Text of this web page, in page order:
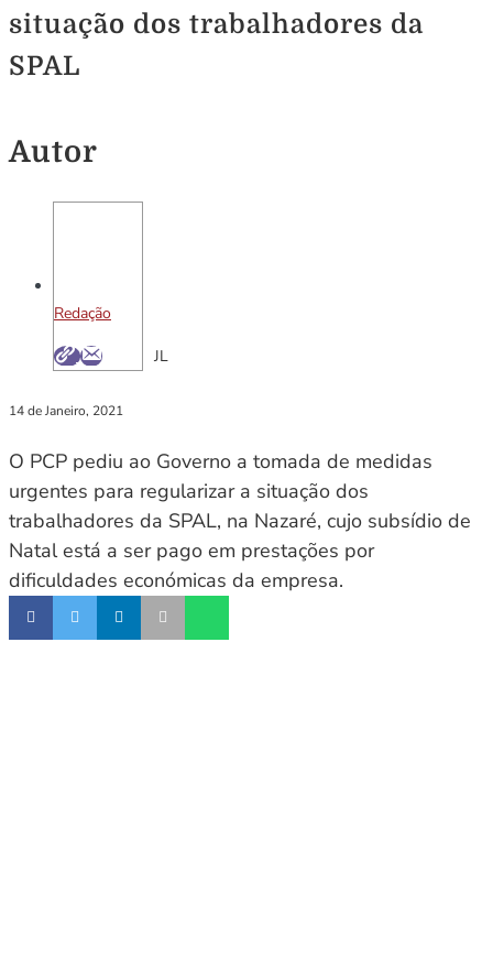
situação dos trabalhadores da
SPAL
Autor
Redação
JL
14 de Janeiro, 2021
O PCP pediu ao Governo a tomada de medidas
urgentes para regularizar a situação dos
trabalhadores da SPAL, na Nazaré, cujo subsídio de
Natal está a ser pago em prestações por
dificuldades económicas da empresa.